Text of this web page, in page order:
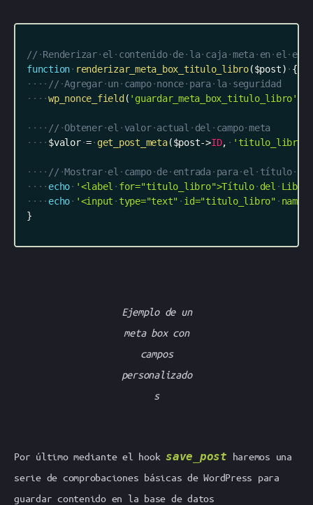
// Renderizar el contenido de la caja meta en el
function
renderizar_meta_box_titulo_libro($post)
{
// Agregar un campo nonce para la
seguridad
wp_nonce_field ( 'guardar_meta_box_titulo_libro'
// Obtener el valor actual del campo meta
$valor = get_post_meta($post->ID, 'titulo_libro'
// Mostrar el campo de entrada para el título
echo
'<label for="titulo_libro">Título del
echo
'<input type="text" id="titulo_libro"
}
Ejemplo de un
meta box con
campos
personalizado
s
Por último mediante el hook save_post haremos una
serie de comprobaciones básicas de WordPress para
guardar contenido en la base de datos